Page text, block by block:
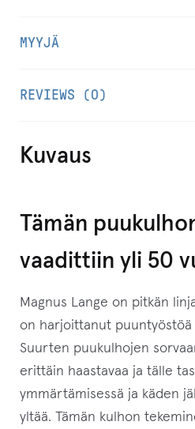
t
o
o
i
t
e
e
i
l
i
i
t
t
MYYJÄ
REVIEWS (0)
Kuvaus
Tämän
vaadittiin yli 50
Magnus Lange on pitkän
on harjoittanut puuntyöstöä
Suurten puukulhojen
erittäin haastavaa ja tälle
ymmärtämisessä ja käden
yltää. Tämän kulhon